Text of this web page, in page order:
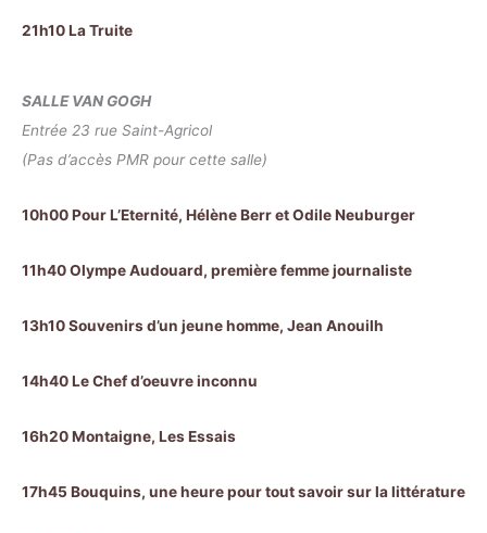
21h10 La Truite
SALLE VAN GOGH
Entrée 23 rue Saint-Agricol
(Pas d’accès PMR pour cette salle)
10h00 Pour L’Eternité, Hélène Berr et Odile Neuburger
11h40 Olympe Audouard, première femme journaliste
13h10 Souvenirs d’un jeune homme, Jean Anouilh
14h40 Le Chef d’oeuvre inconnu
16h20 Montaigne, Les Essais
17h45 Bouquins, une heure pour tout savoir sur la littérature